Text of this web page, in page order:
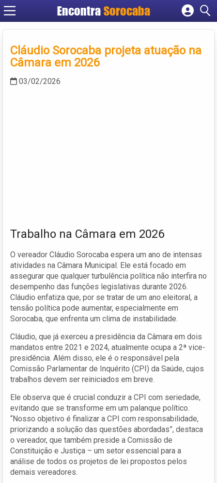
EncontraSorocaba
Cadastrar empresa
Criar conta
Cláudio Sorocaba projeta atuação na
Câmara em 2026
03/02/2026
Trabalho na Câmara em 2026
O vereador Cláudio Sorocaba espera um ano de intensas
atividades na Câmara Municipal. Ele está focado em
assegurar que qualquer turbulência política não interfira no
desempenho das funções legislativas durante 2026.
Cláudio enfatiza que, por se tratar de um ano eleitoral, a
tensão política pode aumentar, especialmente em
Sorocaba, que enfrenta um clima de instabilidade.
Cláudio, que já exerceu a presidência da Câmara em dois
mandatos entre 2021 e 2024, atualmente ocupa a 2ª vice-
presidência. Além disso, ele é o responsável pela
Comissão Parlamentar de Inquérito (CPI) da Saúde, cujos
trabalhos devem ser reiniciados em breve.
Ele observa que é crucial conduzir a CPI com seriedade,
evitando que se transforme em um palanque político.
“Nosso objetivo é finalizar a CPI com responsabilidade,
priorizando a solução das questões abordadas”, destaca
o vereador, que também preside a Comissão de
Constituição e Justiça – um setor essencial para a
análise de todos os projetos de lei propostos pelos
demais vereadores.